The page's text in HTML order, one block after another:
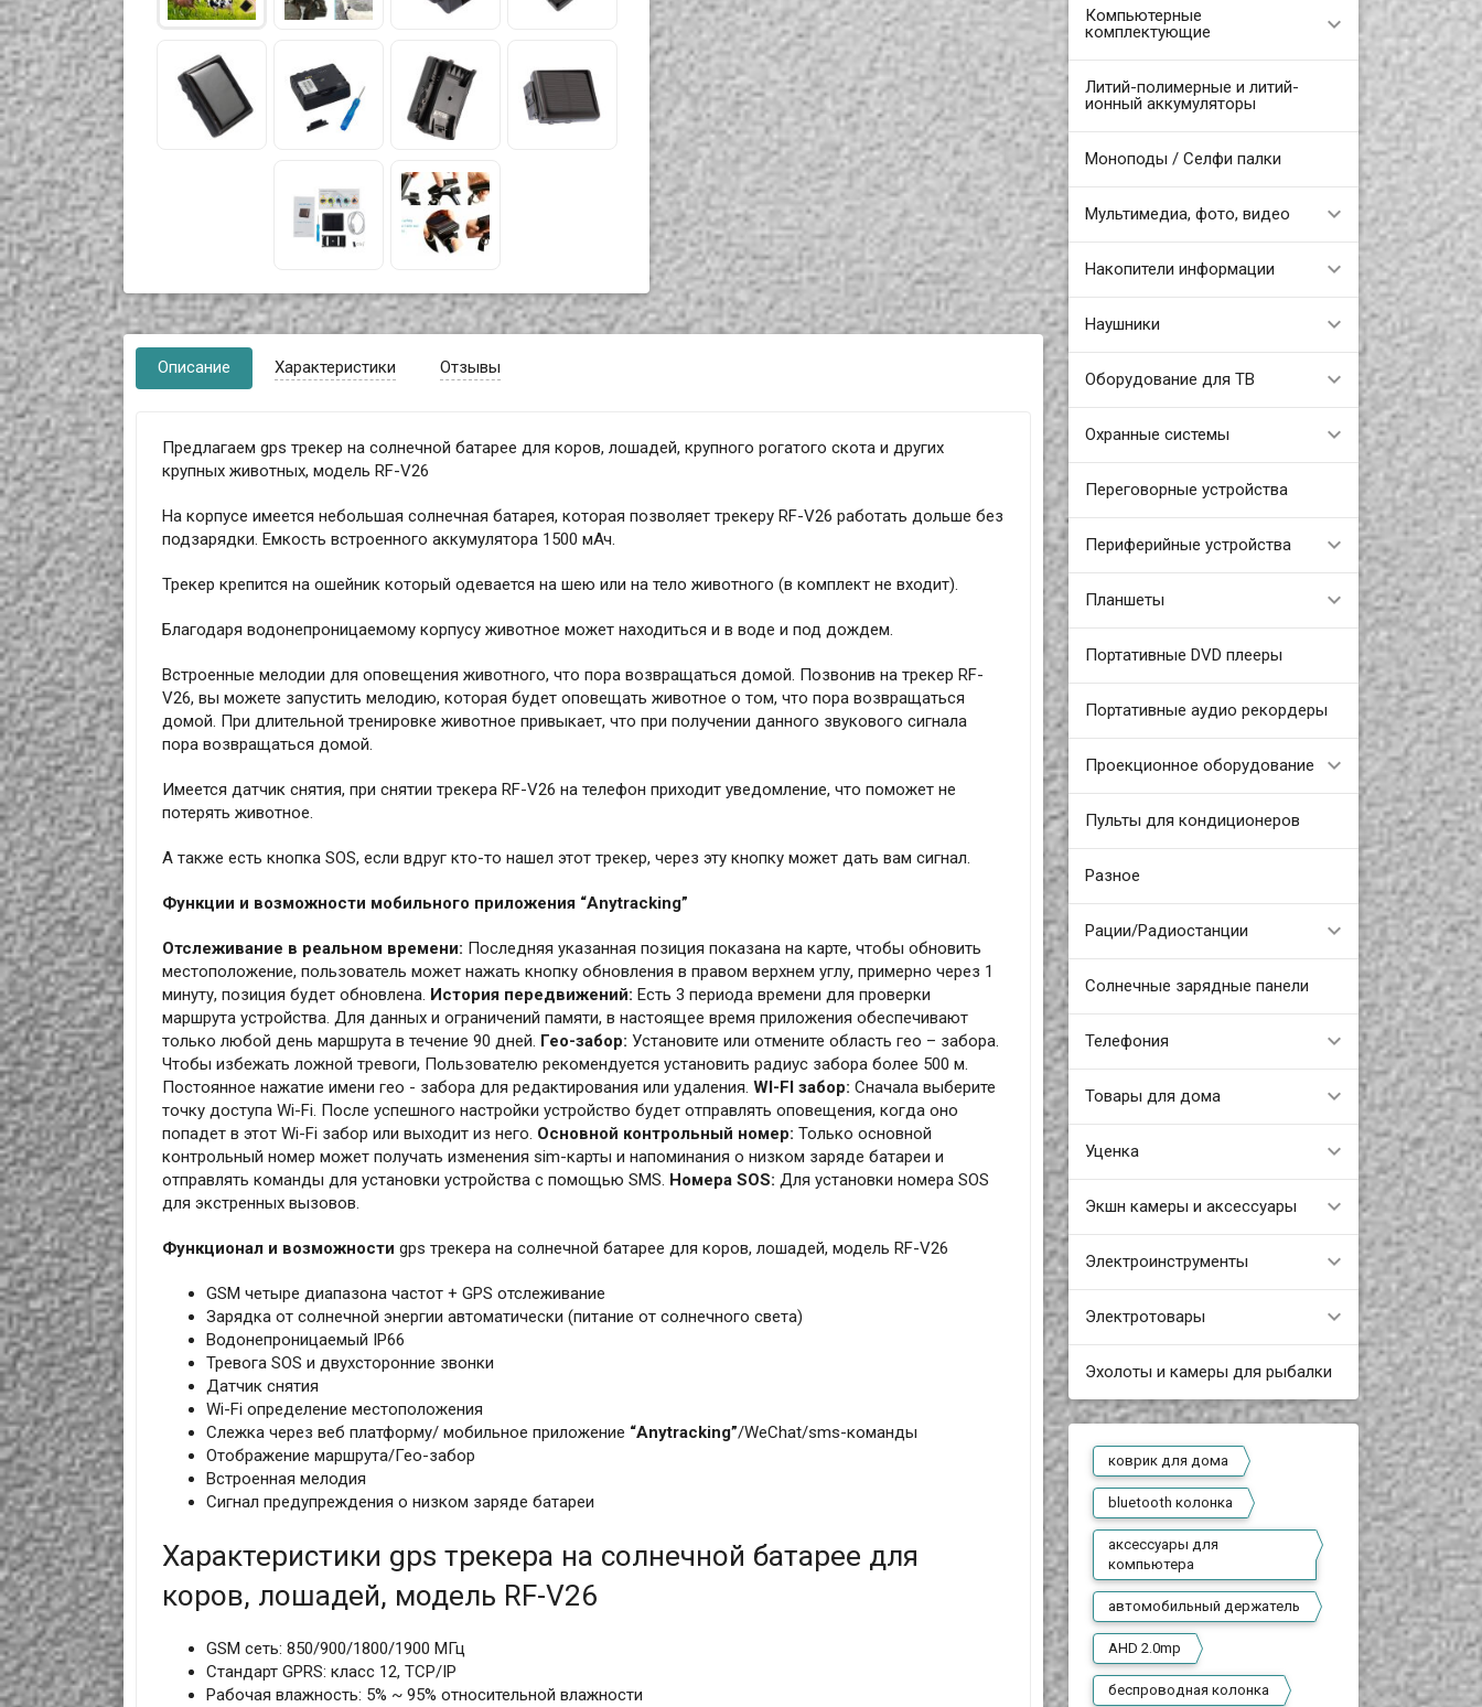
Компьютерные
комплектующие
Литий-полимерные и литий-
ионный аккумуляторы
Моноподы / Селфи палки
Мультимедиа, фото, видео
Накопители информации
Наушники
Оборудование для ТВ
Охранные системы
Переговорные устройства
Периферийные устройства
Планшеты
Портативные DVD плееры
Портативные аудио рекордеры
Проекционное оборудование
Пульты для кондиционеров
Разное
Рации/Радиостанции
Солнечные зарядные панели
Телефония
Товары для дома
Уценка
Экшн камеры и аксессуары
Электроинструменты
Электротовары
Эхолоты и камеры для рыбалки
коврик для дома
bluetooth колонка
аксессуары для
компьютера
автомобильный держатель
AHD 2.0mp
беспроводная колонка
Описание Характеристики Отзывы
Предлагаем gps трекер на солнечной батарее для коров, лошадей, крупного рогатого скота и других
крупных животных, модель RF-V26
На корпусе имеется небольшая солнечная батарея, которая позволяет трекеру RF-V26 работать дольше без
подзарядки. Емкость встроенного аккумулятора 1500 мАч.
Трекер крепится на ошейник который одевается на шею или на тело животного (в комплект не входит).
Благодаря водонепроницаемому корпусу животное может находиться и в воде и под дождем.
Встроенные мелодии для оповещения животного, что пора возвращаться домой. Позвонив на трекер RF-
V26, вы можете запустить мелодию, которая будет оповещать животное о том, что пора возвращаться
домой. При длительной тренировке животное привыкает, что при получении данного звукового сигнала
пора возвращаться домой.
Имеется датчик снятия, при снятии трекера RF-V26 на телефон приходит уведомление, что поможет не
потерять животное.
А также есть кнопка SOS, если вдруг кто-то нашел этот трекер, через эту кнопку может дать вам сигнал.
Функции и возможности мобильного приложения “Anytracking”
Отслеживание в реальном времени: Последняя указанная позиция показана на карте, чтобы обновить
местоположение, пользователь может нажать кнопку обновления в правом верхнем углу, примерно через 1
минуту, позиция будет обновлена. История передвижений: Есть 3 периода времени для проверки
маршрута устройства. Для данных и ограничений памяти, в настоящее время приложения обеспечивают
только любой день маршрута в течение 90 дней. Гео-забор: Установите или отмените область гео – забора.
Чтобы избежать ложной тревоги, Пользователю рекомендуется установить радиус забора более 500 м.
Постоянное нажатие имени гео - забора для редактирования или удаления. WI-FI забор: Сначала выберите
точку доступа Wi-Fi. После успешного настройки устройство будет отправлять оповещения, когда оно
попадет в этот Wi-Fi забор или выходит из него. Основной контрольный номер: Только основной
контрольный номер может получать изменения sim-карты и напоминания о низком заряде батареи и
отправлять команды для установки устройства с помощью SMS. Номера SOS: Для установки номера SOS
для экстренных вызовов.
Функционал и возможности gps трекера на солнечной батарее для коров, лошадей, модель RF-V26
GSM четыре диапазона частот + GPS отслеживание
Зарядка от солнечной энергии автоматически (питание от солнечного света)
Водонепроницаемый IP66
Тревога SOS и двухсторонние звонки
Датчик снятия
Wi-Fi определение местоположения
Слежка через веб платформу/ мобильное приложение “Anytracking”/WeChat/sms-команды
Отображение маршрута/Гео-забор
Встроенная мелодия
Сигнал предупреждения о низком заряде батареи
Характеристики gps трекера на солнечной батарее для
коров, лошадей, модель RF-V26
GSM сеть: 850/900/1800/1900 МГц
Стандарт GPRS: класс 12, TCP/IP
Рабочая влажность: 5% ~ 95% относительной влажности